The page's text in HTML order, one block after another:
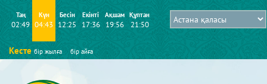
Таң
02:49
Күн
04:43
Бесін
12:25
Екінті
17:36
Ақшам
19:56
Құптан
21:50
Кесте бір жылға бір айға